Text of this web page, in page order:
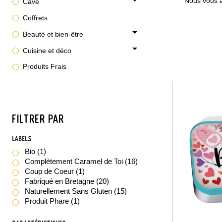
Coffrets
Beauté et bien-être arrow_drop_down
Cuisine et déco arrow_drop_down
Produits Frais
FILTRER PAR
Labels
Bio (1)
Complètement Caramel de Toi (16)
Coup de Coeur (1)
Fabriqué en Bretagne (20)
Naturellement Sans Gluten (15)
Produit Phare (1)